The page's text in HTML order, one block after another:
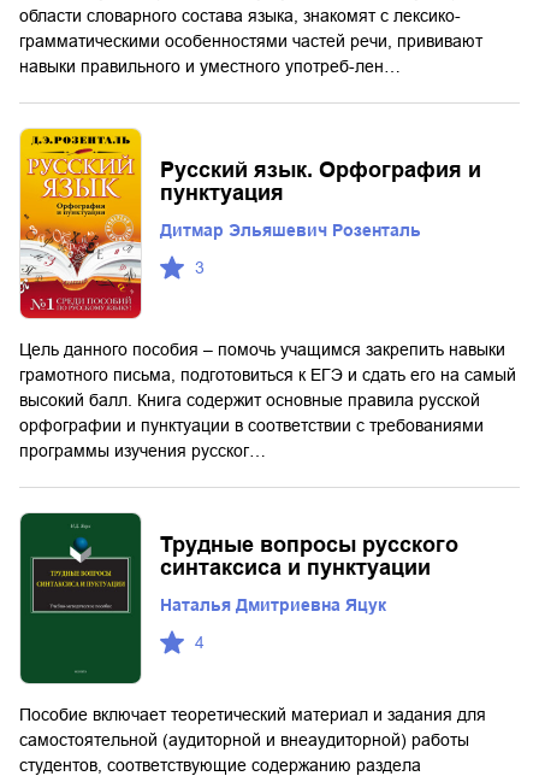
области словарного состава языка, знакомят с лексико-
грамматическими особенностями частей речи, прививают
навыки правильного и уместного употреб-лен…
Русский язык. Орфография и
пунктуация
Дитмар Эльяшевич Розенталь
3
Цель данного пособия – помочь учащимся закрепить навыки
грамотного письма, подготовиться к ЕГЭ и сдать его на самый
высокий балл. Книга содержит основные правила русской
орфографии и пунктуации в соответствии с требованиями
программы изучения русског…
Трудные вопросы русского
синтаксиса и пунктуации
Наталья Дмитриевна Яцук
4
Пособие включает теоретический материал и задания для
самостоятельной (аудиторной и внеаудиторной) работы
студентов, соответствующие содержанию раздела